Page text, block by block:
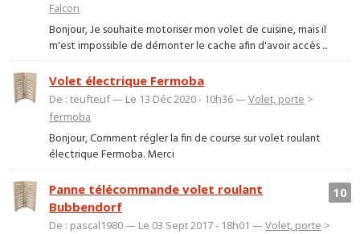
Falcon
Bonjour, Je souhaite motoriser mon volet de cuisine, mais il
m'est impossible de démonter le cache afin d'avoir accès ...
Volet électrique Fermoba
De : teufteuf — Le 13 Déc 2020 - 10h36 —Volet, porte >
fermoba
Bonjour, Comment régler la fin de course sur volet roulant
électrique Fermoba. Merci
10
Panne télécommande volet roulant
Bubbendorf
De : pascal1980 — Le 03 Sept 2017 - 18h01 —Volet, porte >